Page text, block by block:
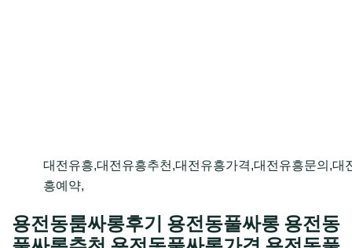
대전유흥,대전유흥추천,대전유흥가격,대전유흥문의,
흥예약,
용전동룸싸롱후기 용전동풀싸롱 용전동